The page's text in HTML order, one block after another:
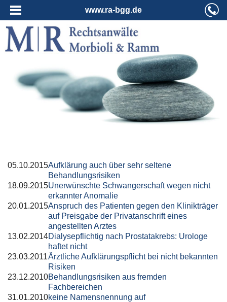
www.ra-bgg.de
05.10.2015Aufklärung auch über sehr seltene
Behandlungsrisiken
18.09.2015Unerwünschte Schwangerschaft wegen nicht
erkannter Anomalie
20.01.2015Anspruch des Patienten gegen den Klinikträger
auf Preisgabe der Privatanschrift eines
angestellten Arztes
13.02.2014Dialysepflichtig nach Prostatakrebs: Urologe
haftet nicht
23.03.2011Ärztliche Aufklärungspflicht bei nicht bekannten
Risiken
23.12.2010Behandlungsrisiken aus fremden
Fachbereichen
31.01.2010keine Namensnennung auf